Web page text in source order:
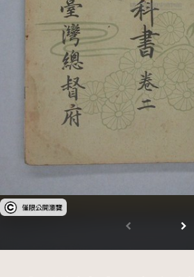
受著作權法保護-僅限於本平台有限度公開